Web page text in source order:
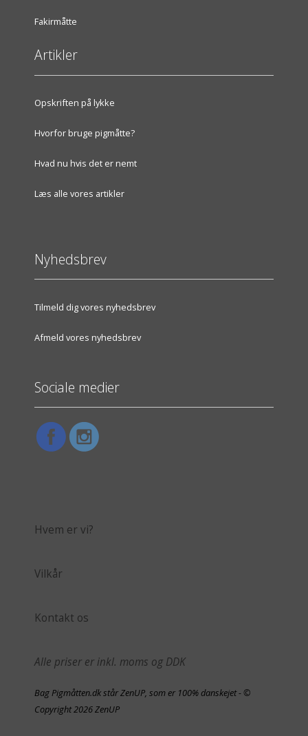
Fakirmåtte
Artikler
Opskriften på lykke
Hvorfor bruge pigmåtte?
Hvad nu hvis det er nemt
Læs alle vores artikler
Nyhedsbrev
Tilmeld dig vores nyhedsbrev
Afmeld vores nyhedsbrev
Sociale medier
Hvem er vi?
Vilkår
Kontakt os
Alle priser er inkl. moms og DDK
Bag Pigmåtten.dk står ZenUP, som er 100% danskejet - ©
Copyright 2026 ZenUP